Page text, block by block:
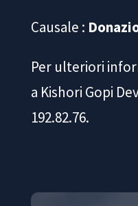
Causale :
Per ulteriori
a Kishori Gopi
192.82.76.